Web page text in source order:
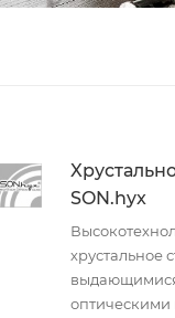
SON.hyx
хрустальное